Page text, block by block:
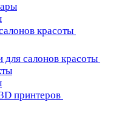
красоты
салонов красоты
принтеров